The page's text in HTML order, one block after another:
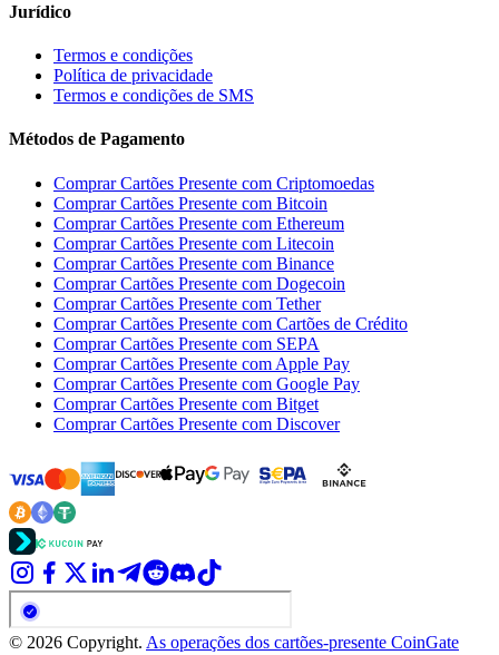
Jurídico
Termos e condições
Política de privacidade
Termos e condições de SMS
Métodos de Pagamento
Comprar Cartões Presente com Criptomoedas
Comprar Cartões Presente com Bitcoin
Comprar Cartões Presente com Ethereum
Comprar Cartões Presente com Litecoin
Comprar Cartões Presente com Binance
Comprar Cartões Presente com Dogecoin
Comprar Cartões Presente com Tether
Comprar Cartões Presente com Cartões de Crédito
Comprar Cartões Presente com SEPA
Comprar Cartões Presente com Apple Pay
Comprar Cartões Presente com Google Pay
Comprar Cartões Presente com Bitget
Comprar Cartões Presente com Discover
© 2026 Copyright. As operações dos cartões-presente CoinGate